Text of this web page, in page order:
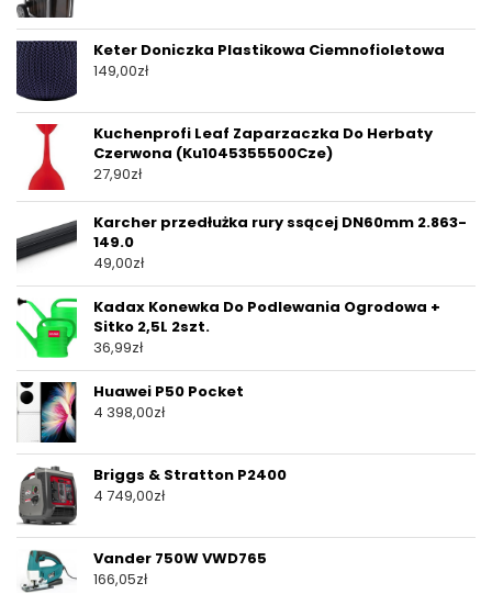
Keter Doniczka Plastikowa Ciemnofioletowa
149,00zł
Kuchenprofi Leaf Zaparzaczka Do Herbaty
Czerwona (Ku1045355500Cze)
27,90zł
Karcher przedłużka rury ssącej DN60mm 2.863-
149.0
49,00zł
Kadax Konewka Do Podlewania Ogrodowa +
Sitko 2,5L 2szt.
36,99zł
Huawei P50 Pocket
4 398,00zł
Briggs & Stratton P2400
4 749,00zł
Vander 750W VWD765
166,05zł